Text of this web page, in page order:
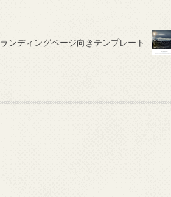
ランディングページ向きテンプレート